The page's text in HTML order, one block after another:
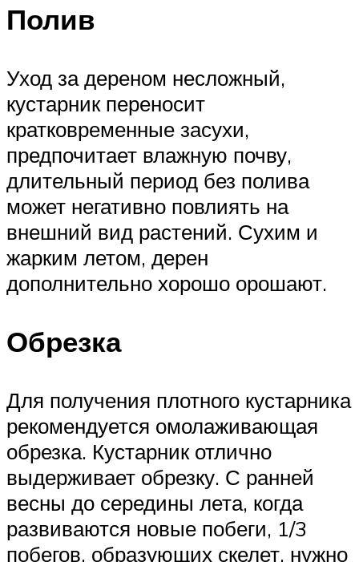
Полив
Уход за дереном несложный,
кустарник переносит
кратковременные засухи,
предпочитает влажную почву,
длительный период без полива
может негативно повлиять на
внешний вид растений. Сухим и
жарким летом, дерен
дополнительно хорошо орошают.
Обрезка
Для получения плотного кустарника
рекомендуется омолаживающая
обрезка. Кустарник отлично
выдерживает обрезку. С ранней
весны до середины лета, когда
развиваются новые побеги, 1/3
побегов, образующих скелет, нужно